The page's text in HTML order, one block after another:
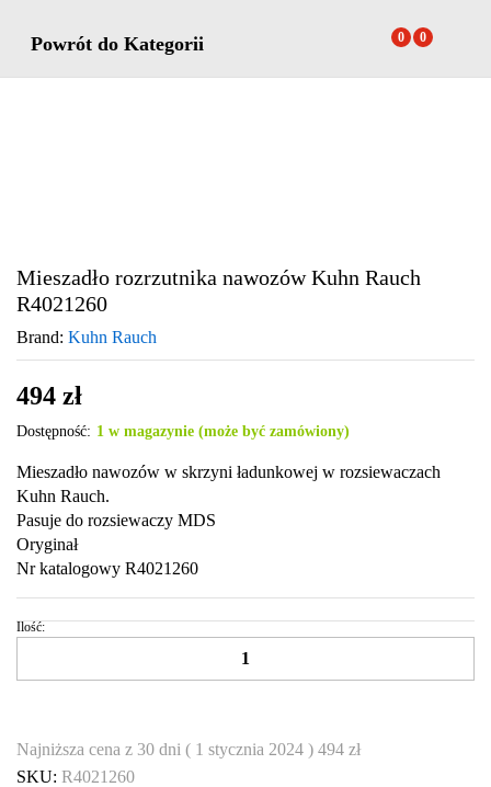
Powrót do Kategorii 0 0
Mieszadło rozrzutnika nawozów Kuhn Rauch
R4021260
Brand: Kuhn Rauch
494 zł
Dostępność: 1 w magazynie (może być zamówiony)
Mieszadło nawozów w skrzyni ładunkowej w rozsiewaczach
Kuhn Rauch.
Pasuje do rozsiewaczy MDS
Oryginał
Nr katalogowy R4021260
Mieszadło
Rauch
R4021260
Ilość:
Najniższa cena z 30 dni ( 1 stycznia 2024 ) 494 zł
SKU: R4021260